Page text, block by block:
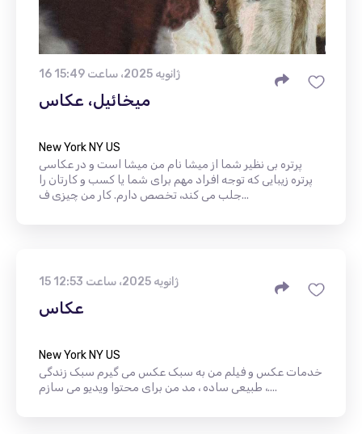
16 ژانویه 2025، ساعت 15:49
میخائیل، عکاس
New York NY US
پرتره بی نظیر شما از میشا نام من میشا است و در عکاسی
پرتره زیبایی که توجه افراد مهم برای شما یا کسب و کارتان را
جلب می کند، تخصص دارم. کار من چیزی ف...
15 ژانویه 2025، ساعت 12:53
عکاس
New York NY US
خدمات عکس و فیلم من به سبک عکس می گیرم سبک زندگی
، طبیعی ساده ، مد من برای محتوا ویدیو می سازم....